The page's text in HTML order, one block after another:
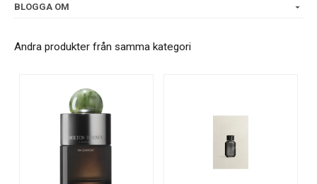
BLOGGA OM
Andra produkter från samma kategori